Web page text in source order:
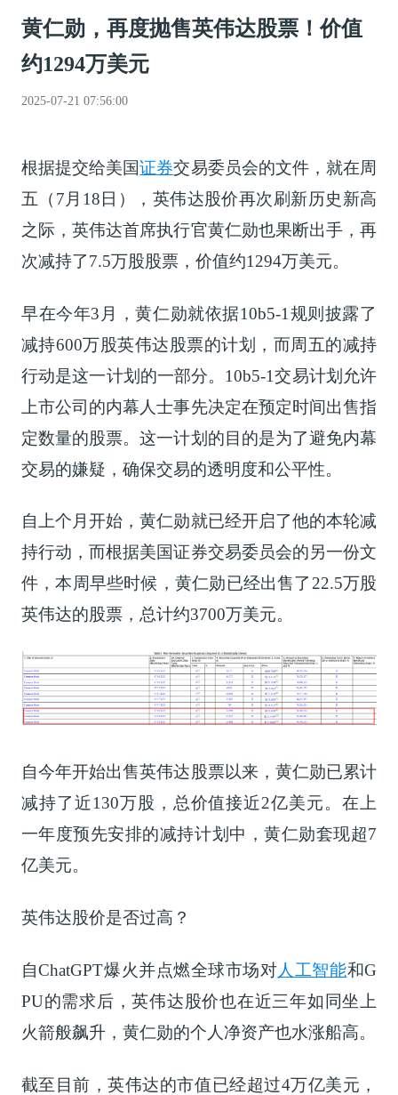
黄仁勋，再度抛售英伟达股票！价值
约1294万美元
2025-07-21 07:56:00
根据提交给美国证券交易委员会的文件，就在周
五（7月18日），英伟达股价再次刷新历史新高
之际，英伟达首席执行官黄仁勋也果断出手，再
次减持了7.5万股股票，价值约1294万美元。
早在今年3月，黄仁勋就依据10b5-1规则披露了
减持600万股英伟达股票的计划，而周五的减持
行动是这一计划的一部分。10b5-1交易计划允许
上市公司的内幕人士事先决定在预定时间出售指
定数量的股票。这一计划的目的是为了避免内幕
交易的嫌疑，确保交易的透明度和公平性。
自上个月开始，黄仁勋就已经开启了他的本轮减
持行动，而根据美国证券交易委员会的另一份文
件，本周早些时候，黄仁勋已经出售了22.5万股
英伟达的股票，总计约3700万美元。
自今年开始出售英伟达股票以来，黄仁勋已累计
减持了近130万股，总价值接近2亿美元。在上
一年度预先安排的减持计划中，黄仁勋套现超7
亿美元。
英伟达股价是否过高？
自ChatGPT爆火并点燃全球市场对人工智能和G
PU的需求后，英伟达股价也在近三年如同坐上
火箭般飙升，黄仁勋的个人净资产也水涨船高。
截至目前，英伟达的市值已经超过4万亿美元，